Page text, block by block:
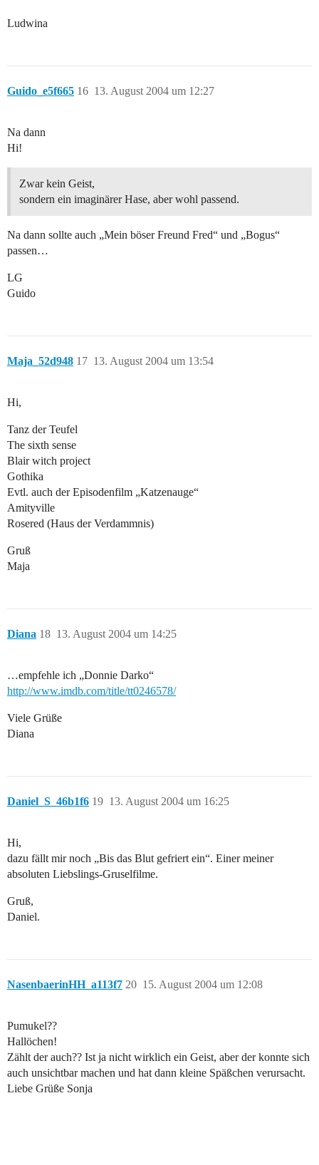
Ludwina
Guido_e5f665 13. August 2004 um 12:27
16
Na dann
Hi!
Zwar kein Geist,
sondern ein imaginärer Hase, aber wohl passend.
Na dann sollte auch „Mein böser Freund Fred“ und „Bogus“
passen…
LG
Guido
Maja_52d948 13. August 2004 um 13:54
17
Hi,
Tanz der Teufel
The sixth sense
Blair witch project
Gothika
Evtl. auch der Episodenfilm „Katzenauge“
Amityville
Rosered (Haus der Verdammnis)
Gruß
Maja
Diana 13. August 2004 um 14:25
18
…empfehle ich „Donnie Darko“
http://www.imdb.com/title/tt0246578/
Viele Grüße
Diana
Daniel_S_46b1f6 13. August 2004 um 16:25
19
Hi,
dazu fällt mir noch „Bis das Blut gefriert ein“. Einer meiner
absoluten Liebslings-Gruselfilme.
Gruß,
Daniel.
NasenbaerinHH_a113f7 15. August 2004 um 12:08
20
Pumukel??
Hallöchen!
Zählt der auch?? Ist ja nicht wirklich ein Geist, aber der konnte sich
auch unsichtbar machen und hat dann kleine Späßchen verursacht.
Liebe Grüße Sonja